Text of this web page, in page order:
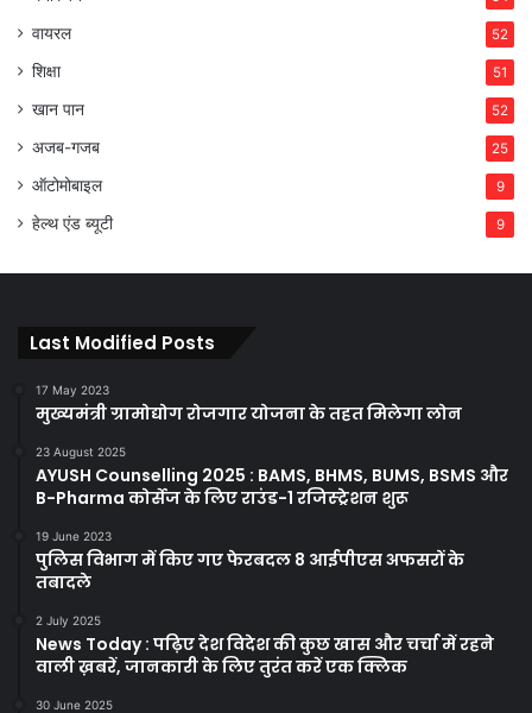
वायरल 52
शिक्षा 51
खान पान 52
अजब-गजब 25
ऑटोमोबाइल 9
हेल्थ एंड ब्यूटी 9
Last Modified Posts
17 May 2023
मुख्यमंत्री ग्रामोद्योग रोजगार योजना के तहत मिलेगा लोन
23 August 2025
AYUSH Counselling 2025 : BAMS, BHMS, BUMS, BSMS और
B-Pharma कोर्सेज के लिए राउंड-1 रजिस्ट्रेशन शुरू
19 June 2023
पुलिस विभाग में किए गए फेरबदल 8 आईपीएस अफसरों के
तबादले
2 July 2025
News Today : पढ़िए देश विदेश की कुछ खास और चर्चा में रहने
वाली ख़बरें, जानकारी के लिए तुरंत करें एक क्लिक
30 June 2025